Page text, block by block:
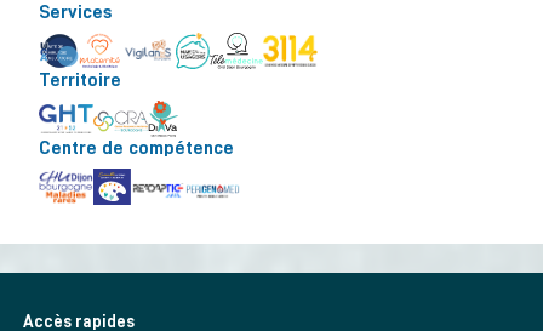
Services
Territoire
Centre de compétence
Accès rapides